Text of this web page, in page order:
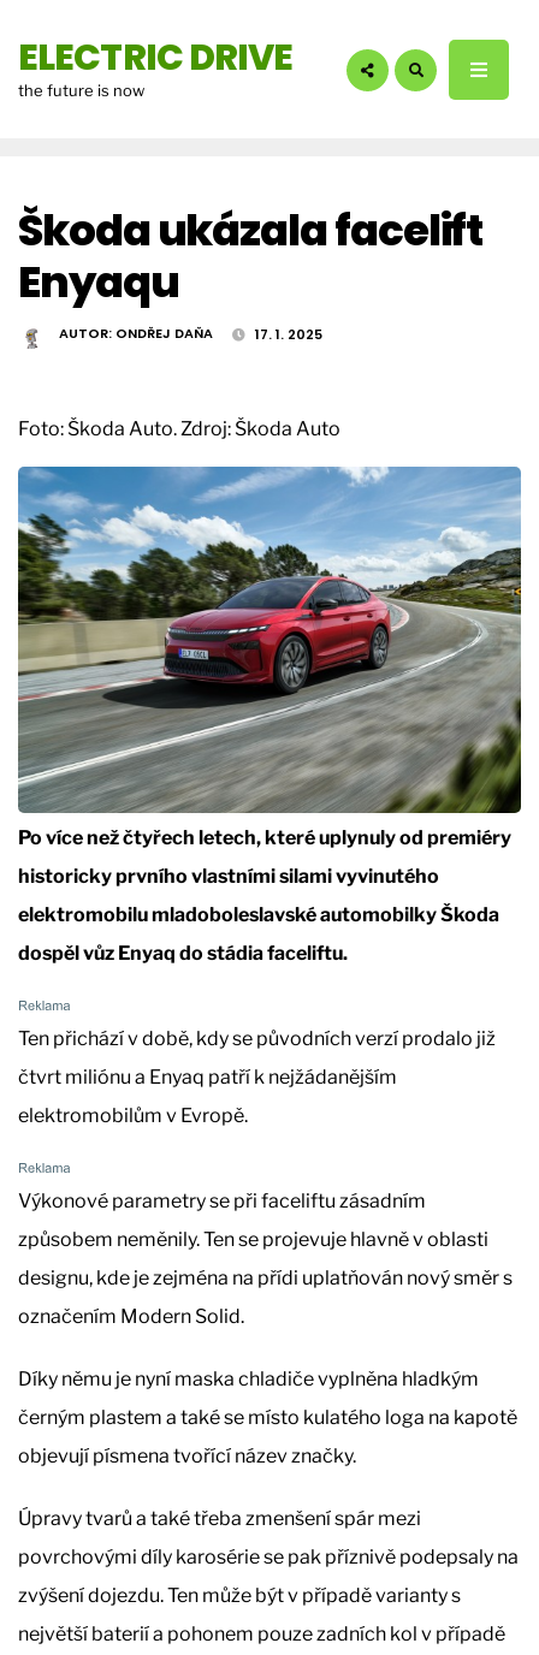
ELECTRIC DRIVE
the future is now
Škoda ukázala facelift
Enyaqu
AUTOR: ONDŘEJ DAŇA 17. 1. 2025
Foto: Škoda Auto. Zdroj: Škoda Auto
Po více než čtyřech letech, které uplynuly od premiéry
historicky prvního vlastními silami vyvinutého
elektromobilu mladoboleslavské automobilky Škoda
dospěl vůz Enyaq do stádia faceliftu.
Ten přichází v době, kdy se původních verzí prodalo již
čtvrt miliónu a Enyaq patří k nejžádanějším
elektromobilům v Evropě.
Výkonové parametry se při faceliftu zásadním
způsobem neměnily. Ten se projevuje hlavně v oblasti
designu, kde je zejména na přídi uplatňován nový směr s
označením Modern Solid.
Díky němu je nyní maska chladiče vyplněna hladkým
černým plastem a také se místo kulatého loga na kapotě
objevují písmena tvořící název značky.
Úpravy tvarů a také třeba zmenšení spár mezi
povrchovými díly karosérie se pak příznivě podepsaly na
zvýšení dojezdu. Ten může být v případě varianty s
největší baterií a pohonem pouze zadních kol v případě